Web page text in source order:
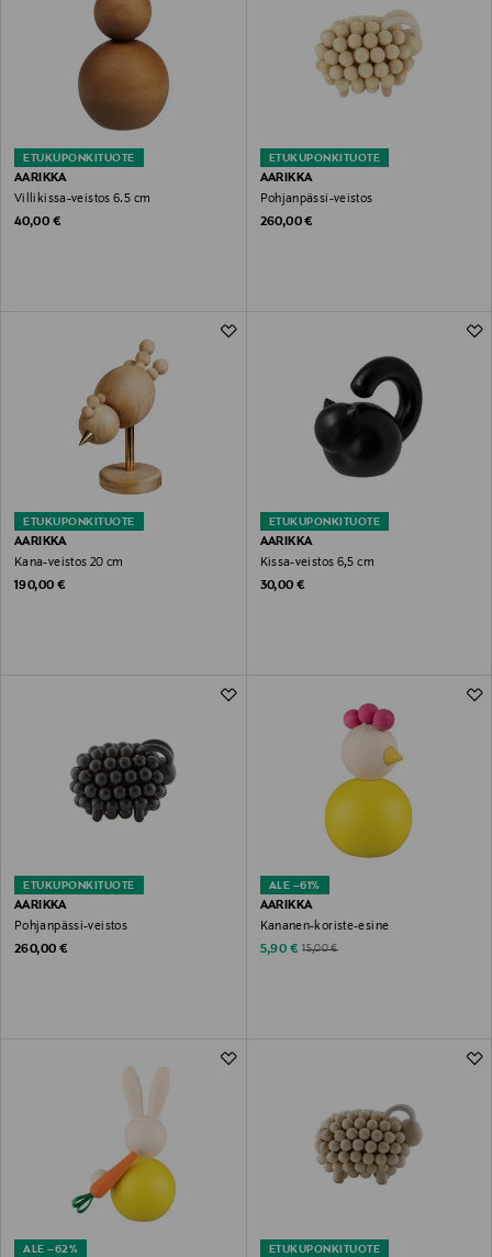
ETUKUPONKITUOTE
AARIKKA
Villikissa-veistos 6.5 cm
Original Price
40,00 €
ETUKUPONKITUOTE
AARIKKA
Pohjanpässi-veistos
Original Price
260,00 €
ETUKUPONKITUOTE
AARIKKA
Kana-veistos 20 cm
Original Price
190,00 €
ETUKUPONKITUOTE
AARIKKA
Kissa-veistos 6,5 cm
Original Price
30,00 €
ETUKUPONKITUOTE
AARIKKA
Pohjanpässi-veistos
Original Price
260,00 €
ALE –61%
AARIKKA
Kananen-koriste-esine
Discounted Price
5,90 € Original Price
15,00 €
ALE –62% ETUKUPONKITUOTE